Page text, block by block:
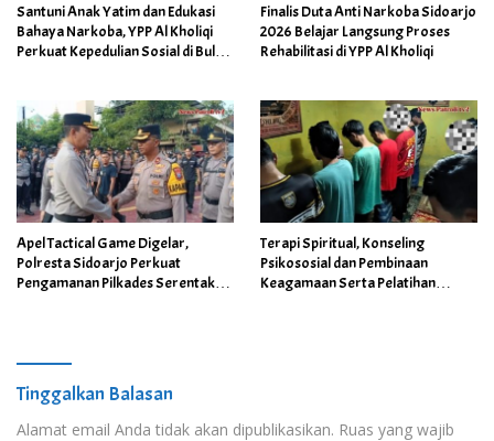
Santuni Anak Yatim dan Edukasi
Bahaya Narkoba, YPP Al Kholiqi
Perkuat Kepedulian Sosial di Bulan
Finalis Duta Anti Narkoba Sidoarjo
2026 Belajar Langsung Proses
Rehabilitasi di YPP Al Kholiqi
Apel Tactical Game Digelar,
Polresta Sidoarjo Perkuat
Pengamanan Pilkades Serentak
Terapi Spiritual, Konseling
Psikososial dan Pembinaan
Keagamaan Serta Pelatihan
Tinggalkan Balasan
Alamat email Anda tidak akan dipublikasikan. Ruas yang wajib